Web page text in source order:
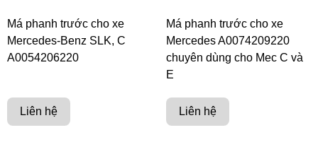
Má phanh trước cho xe
Mercedes-Benz SLK, C
A0054206220
Liên hệ
Má phanh trước cho xe
Mercedes A0074209220
chuyên dùng cho Mec C và
E
Liên hệ